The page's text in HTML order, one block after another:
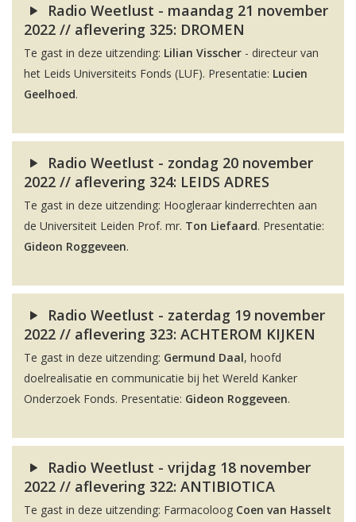
Radio Weetlust - maandag 21 november
2022 // aflevering 325: DROMEN
Te gast in deze uitzending: Lilian Visscher - directeur van
het Leids Universiteits Fonds (LUF). Presentatie: Lucien
Geelhoed.
Radio Weetlust - zondag 20 november
2022 // aflevering 324: LEIDS ADRES
Te gast in deze uitzending: Hoogleraar kinderrechten aan
de Universiteit Leiden Prof. mr. Ton Liefaard. Presentatie:
Gideon Roggeveen.
Radio Weetlust - zaterdag 19 november
2022 // aflevering 323: ACHTEROM KIJKEN
Te gast in deze uitzending: Germund Daal, hoofd
doelrealisatie en communicatie bij het Wereld Kanker
Onderzoek Fonds. Presentatie: Gideon Roggeveen.
Radio Weetlust - vrijdag 18 november
2022 // aflevering 322: ANTIBIOTICA
Te gast in deze uitzending: Farmacoloog Coen van Hasselt